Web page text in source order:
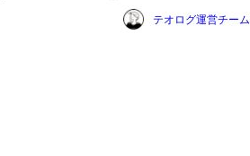
テオログ運営チーム